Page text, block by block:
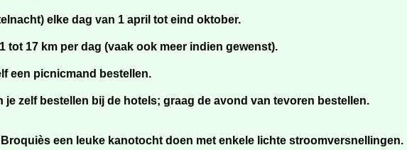
elke dag van 1 april tot eind oktober.
tot 17 km per dag (vaak ook meer indien gewenst).
een picnicmand bestellen.
je zelf bestellen bij de hotels; graag de avond van tevoren bestellen.
een leuke kanotocht doen met enkele lichte stroomversnellingen.